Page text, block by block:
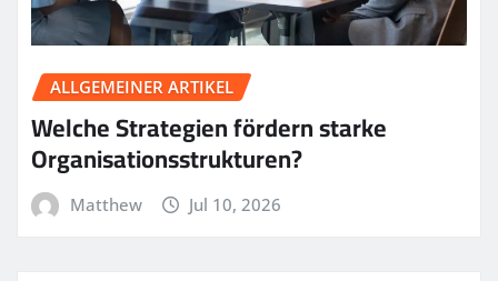
ALLGEMEINER ARTIKEL
Welche Strategien fördern starke
Organisationsstrukturen?
Matthew Jul 10, 2026